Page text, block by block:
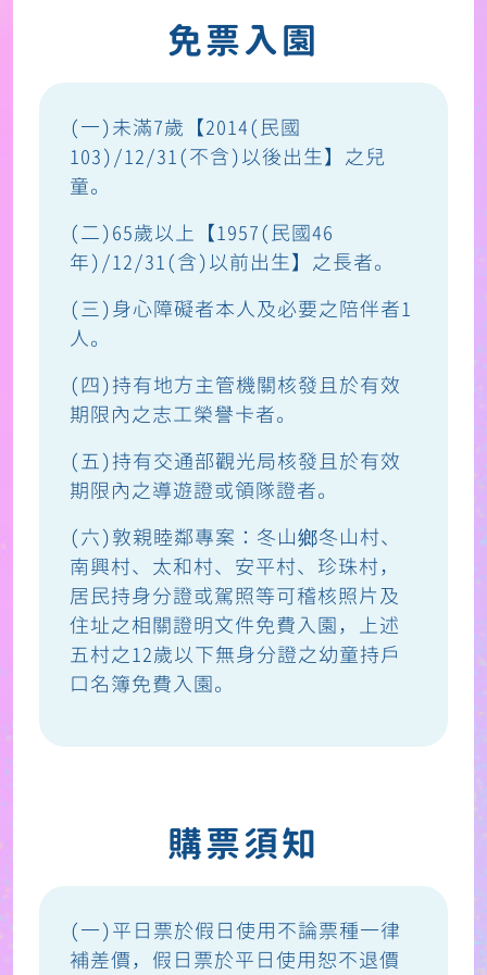
免票入園
(一)未滿7歲【2014(民國
103)/12/31(不含)以後出生】之兒
童。
(二)65歲以上【1957(民國46
年)/12/31(含)以前出生】之長者。
(三)身心障礙者本人及必要之陪伴者1
人。
(四)持有地方主管機關核發且於有效
期限內之志工榮譽卡者。
(五)持有交通部觀光局核發且於有效
期限內之導遊證或領隊證者。
(六)敦親睦鄰專案：冬山鄉冬山村、
南興村、太和村、安平村、珍珠村，
居民持身分證或駕照等可稽核照片及
住址之相關證明文件免費入園，上述
五村之12歲以下無身分證之幼童持戶
口名簿免費入園。
購票須知
(一)平日票於假日使用不論票種一律
補差價，假日票於平日使用恕不退價